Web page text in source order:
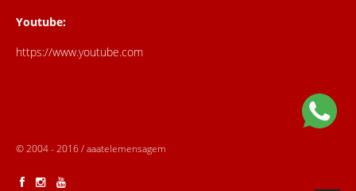
Youtube:
https://www.youtube.com
© 2004 - 2016 / aaatelemensagem